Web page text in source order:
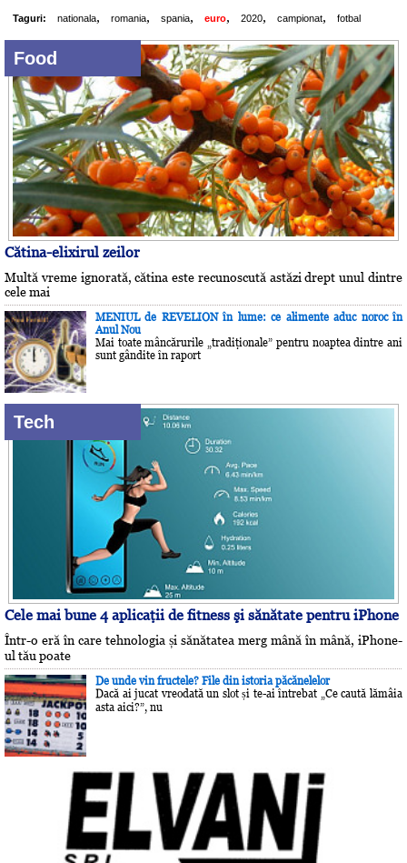
Taguri: nationala, romania, spania, euro, 2020, campionat, fotbal
Food
Cătina-elixirul zeilor
Multă vreme ignorată, cătina este recunoscută astăzi drept unul dintre
cele mai
MENIUL de REVELION în lume: ce alimente aduc noroc în
Anul Nou
Mai toate mâncărurile „tradiţionale” pentru noaptea dintre ani
sunt gândite în raport
Tech
Cele mai bune 4 aplicaţii de fitness şi sănătate pentru iPhone
Într-o eră în care tehnologia și sănătatea merg mână în mână, iPhone-
ul tău poate
De unde vin fructele? File din istoria păcănelelor
Dacă ai jucat vreodată un slot și te-ai întrebat „Ce caută lămâia
asta aici?”, nu